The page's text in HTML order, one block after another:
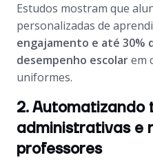
Estudos mostram que
personalizadas de
engajamento e até 30%
desempenho escolarem
uniformes.
2. Automatizando
administrativas e
professores